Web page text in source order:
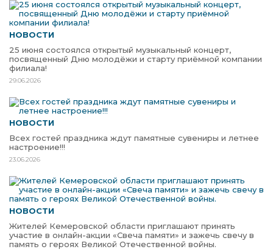
НОВОСТИ
25 июня состоялся открытый музыкальный концерт,
посвященный Дню молодёжи и старту приёмной компании
филиала!
29.06.2026
НОВОСТИ
Всех гостей праздника ждут памятные сувениры и летнее
настроение!!!
23.06.2026
НОВОСТИ
Жителей Кемеровской области приглашают принять
участие в онлайн-акции «Свеча памяти» и зажечь свечу в
память о героях Великой Отечественной войны.